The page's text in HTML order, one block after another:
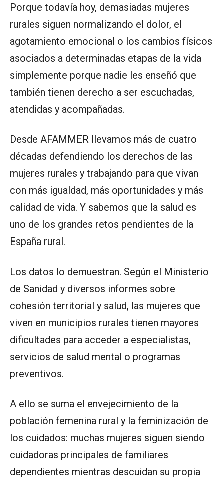
Porque todavía hoy, demasiadas mujeres
rurales siguen normalizando el dolor, el
agotamiento emocional o los cambios físicos
asociados a determinadas etapas de la vida
simplemente porque nadie les enseñó que
también tienen derecho a ser escuchadas,
atendidas y acompañadas.
Desde AFAMMER llevamos más de cuatro
décadas defendiendo los derechos de las
mujeres rurales y trabajando para que vivan
con más igualdad, más oportunidades y más
calidad de vida. Y sabemos que la salud es
uno de los grandes retos pendientes de la
España rural.
Los datos lo demuestran. Según el Ministerio
de Sanidad y diversos informes sobre
cohesión territorial y salud, las mujeres que
viven en municipios rurales tienen mayores
dificultades para acceder a especialistas,
servicios de salud mental o programas
preventivos.
A ello se suma el envejecimiento de la
población femenina rural y la feminización de
los cuidados: muchas mujeres siguen siendo
cuidadoras principales de familiares
dependientes mientras descuidan su propia